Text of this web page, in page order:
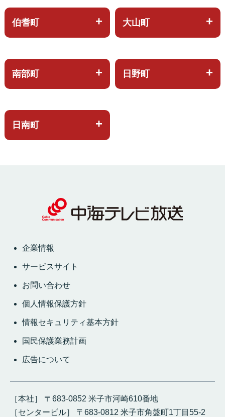
伯耆町 大山町
南部町 日野町
日南町
企業情報
サービスサイト
お問い合わせ
個人情報保護方針
情報セキュリティ基本方針
国民保護業務計画
広告について
［本社］ 〒683-0852 米子市河崎610番地
［センタービル］ 〒683-0812 米子市角盤町1丁目55-2